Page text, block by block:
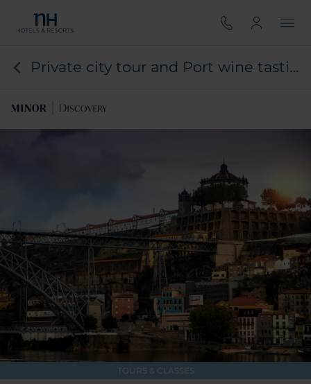
Private city tour and Port wine tasting
TOURS & CLASSES